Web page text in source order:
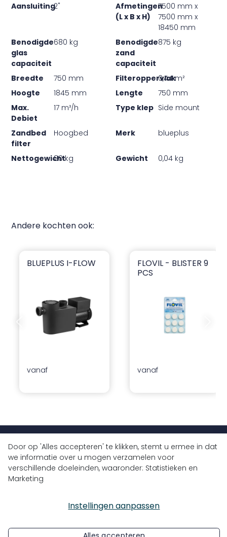
Aansluiting2"
Afmetingen
(L x B x H)
7500 mm x
7500 mm x
18450 mm
Benodigde
glas
capaciteit
680 kg
Benodigde
zand
capaciteit
875 kg
Breedte 750 mm Filteroppervlak
0,44 m²
Hoogte
1845 mm Lengte
750 mm
Max.
Debiet
17 m³/h Type klep Side mount
Zandbed
filter
Hoogbed Merk blueplus
Nettogewicht
80 kg Gewicht 0,04 kg
Andere kochten ook:
blueplus I-flow
BLUEPLUS I-FLOW
vanaf
Flovil - Blister 9 pcs
FLOVIL - BLISTER 9
PCS
vanaf
Vorige dia
+32 (0)9 430 77 77
info@bluedrops.eu
Door op 'Alles accepteren' te klikken, stemt u ermee in dat
we informatie over u mogen verzamelen voor
verschillende doeleinden, waaronder: Statistieken en
Marketing
Instellingen aanpassen